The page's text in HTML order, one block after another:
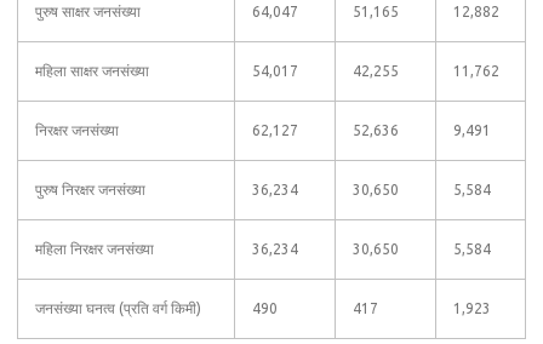
पुरुष साक्षर जनसंख्या 64,047 51,165 12,882
महिला साक्षर जनसंख्या 54,017 42,255 11,762
निरक्षर जनसंख्या 62,127 52,636 9,491
पुरुष निरक्षर जनसंख्या 36,234 30,650 5,584
महिला निरक्षर जनसंख्या 36,234 30,650 5,584
जनसंख्या घनत्व (प्रति वर्ग किमी) 490 417 1,923